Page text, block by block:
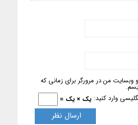
وبسایت من در مرورگر برای زمانی که
وارد کنید: یک × یک =